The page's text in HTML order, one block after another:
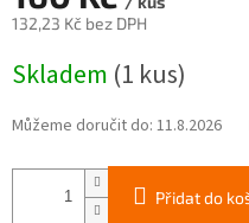
132,23 Kč bez DPH
cena:
Skladem (1 kus)
Můžeme doručit do: 11.8.2026
Přidat do